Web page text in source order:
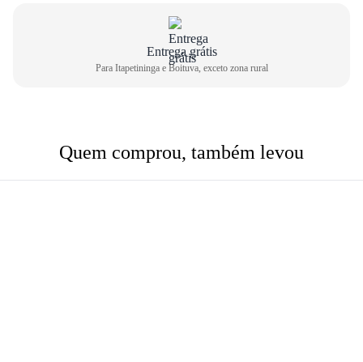
Entrega grátis
Para Itapetininga e Boituva, exceto zona rural
Quem comprou, também levou